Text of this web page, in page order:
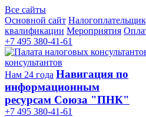
Все сайты
Основной сайт
квалификации Мероприятия
+7 495 380-41-61
консультантов
Нам 24 года Навигация по
информационным
ресурсам Союза "ПНК"
+7 495 380‑41‑61